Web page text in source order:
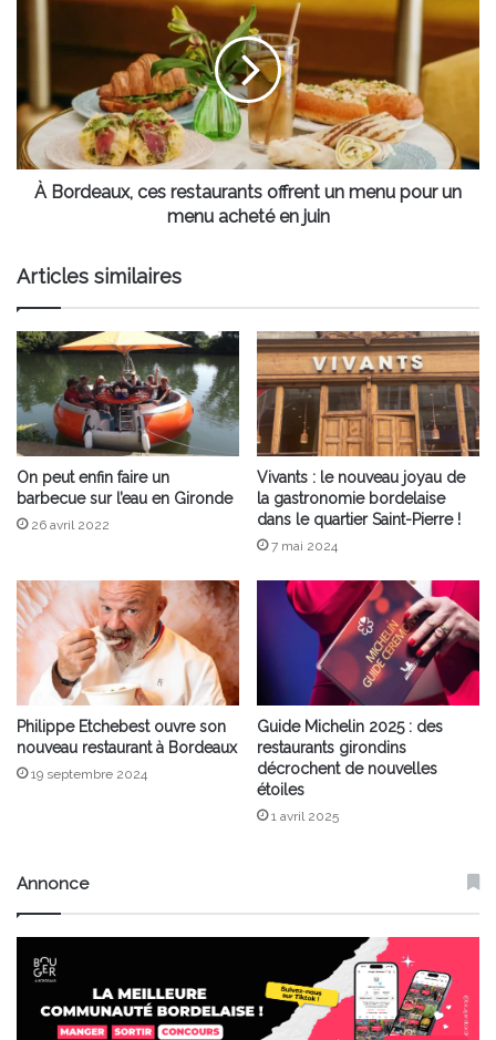
Bordeaux,
menu
pour
un
menu
À Bordeaux, ces restaurants offrent un menu pour un
menu acheté en juin
Articles similaires
On peut enfin faire un
barbecue sur l’eau en Gironde
26 avril 2022
Vivants : le nouveau joyau de
la gastronomie bordelaise
dans le quartier Saint-Pierre !
7 mai 2024
Philippe Etchebest ouvre son
nouveau restaurant à Bordeaux
19 septembre 2024
Guide Michelin 2025 : des
restaurants girondins
décrochent de nouvelles
étoiles
1 avril 2025
Annonce